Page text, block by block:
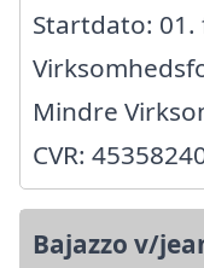
Startdato: 01.
Mindre
CVR:
Bajazzo v/